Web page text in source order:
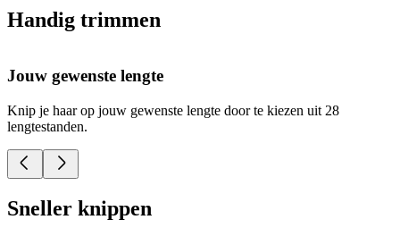
Handig trimmen
Jouw gewenste lengte
Knip je haar op jouw gewenste lengte door te kiezen uit 28
lengtestanden.
Sneller knippen